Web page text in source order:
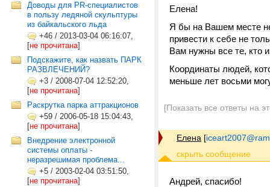
Доводы для PR-специалистов
в пользу ледяной скульптуры
из байкальского льда
+46 / 2013-03-04 06:16:07,
[не прочитана]
Подскажите, как назвать ПАРК
РАЗВЛЕЧЕНИЙ?
+3 / 2008-07-04 12:52:20,
[не прочитана]
Раскрутка парка аттракционов
+59 / 2006-05-18 15:04:43,
[не прочитана]
Внедрение электронной
системы оплаты -
неразрешимая проблема...
+5 / 2003-02-04 03:51:50,
[не прочитана]
Елена!
Я бы на Вашем месте
привести к себе не
Вам нужны все те, кто
Координаты людей,
меньше лет восьми
[Показать все ответы на
Елена [
Андрей, спасибо!